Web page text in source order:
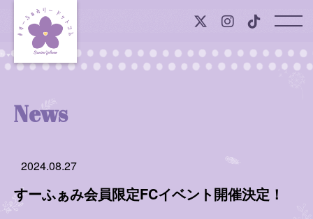
Top
Onlineshop
News
2024.08.27
すーふぁみ会員限定FCイベント開催決定！